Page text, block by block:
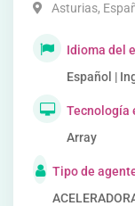
Asturias,
Idioma del
Español |
Tecnología
Array
Tipo de